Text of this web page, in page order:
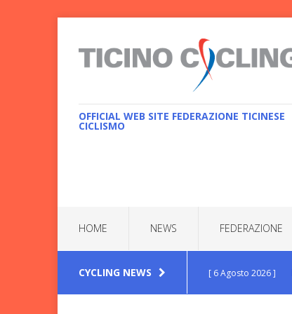
OFFICIAL WEB SITE FEDERAZIONE TICINESE
CICLISMO
HOME NEWS FEDERAZIONE
CYCLING NEWS [ 6 Agosto 2026 ]